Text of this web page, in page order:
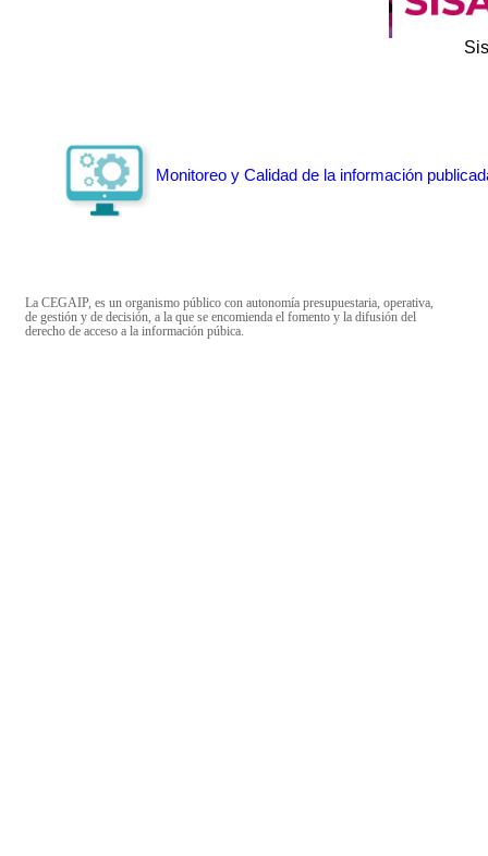
Monitoreo y Calidad de la información
La CEGAIP, es un organismo público con autonomía presupuestaria, operativa,
de gestión y de decisión, a la que se encomienda el fomento y la difusión del
derecho de acceso a la información púbica.